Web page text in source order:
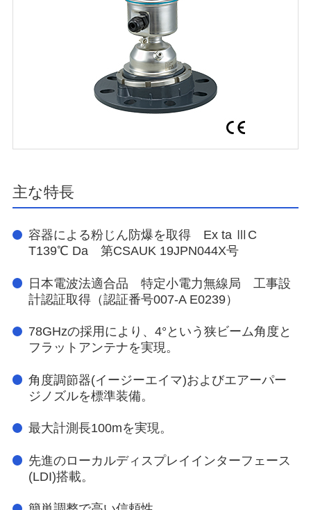
主な特長
容器による粉じん防爆を取得 Ex ta ⅢC
T139℃ Da 第CSAUK 19JPN044X号
日本電波法適合品 特定小電力無線局 工事設
計認証取得（認証番号007-A E0239）
78GHzの採用により、4°という狭ビーム角度と
フラットアンテナを実現。
角度調節器(イージーエイマ)およびエアーパー
ジノズルを標準装備。
最大計測長100mを実現。
先進のローカルディスプレイインターフェース
(LDI)搭載。